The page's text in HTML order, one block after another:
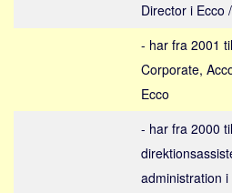
Social sikring og sundhed
Director i Ecco
- har fra 2001
Corporate,
Ecco
- har fra 2000
administration i